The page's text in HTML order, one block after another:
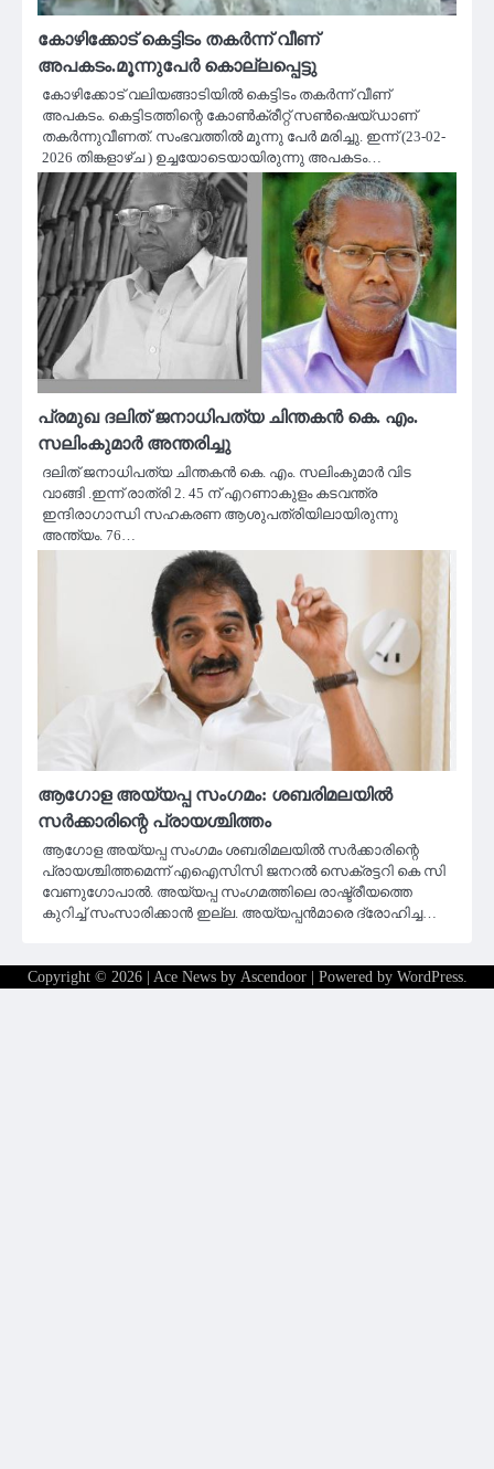
കോഴിക്കോട് കെട്ടിടം തകര്‍ന്ന് വീണ്
അപകടം.മൂന്നുപേർ കൊല്ലപ്പെട്ടു
കോഴിക്കോട് വലിയങ്ങാടിയില്‍ കെട്ടിടം തകര്‍ന്ന് വീണ്
അപകടം. കെട്ടിടത്തിന്റെ കോൺക്രീറ്റ് സൺഷെയ്ഡാണ്
തകർന്നുവീണത്. സംഭവത്തിൽ മൂന്നു പേർ മരിച്ചു. ഇന്ന് (23-02-
2026 തിങ്കളാഴ്ച ) ഉച്ചയോടെയായിരുന്നു അപകടം…
പ്രമുഖ ദലിത് ജനാധിപത്യ ചിന്തകൻ കെ. എം.
സലിംകുമാർ അന്തരിച്ചു
ദലിത് ജനാധിപത്യ ചിന്തകൻ കെ. എം. സലിംകുമാർ വിട
വാങ്ങി .ഇന്ന് രാത്രി 2. 45 ന് എറണാകുളം കടവന്ത്ര
ഇന്ദിരാഗാന്ധി സഹകരണ ആശുപത്രിയിലായിരുന്നു
അന്ത്യം. 76…
ആഗോള അയ്യപ്പ സംഗമം: ശബരിമലയിൽ
സർക്കാരിന്റെ പ്രായശ്ചിത്തം
ആഗോള അയ്യപ്പ സംഗമം ശബരിമലയിൽ സർക്കാരിന്റെ
പ്രായശ്ചിത്തമെന്ന് എഐസിസി ജനറൽ സെക്രട്ടറി കെ സി
വേണുഗോപാൽ. അയ്യപ്പ സംഗമത്തിലെ രാഷ്ട്രീയത്തെ
കുറിച്ച് സംസാരിക്കാൻ ഇല്ല. അയ്യപ്പൻമാരെ ദ്രോഹിച്ച…
Copyright © 2026 | Ace News by Ascendoor| Powered by WordPress.